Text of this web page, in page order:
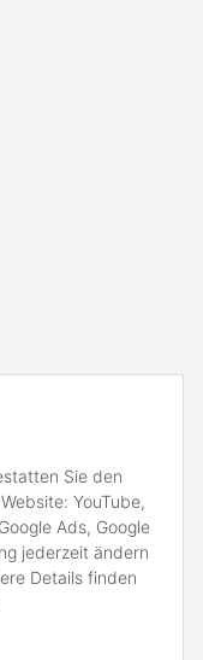
Sie den
YouTube,
Ads, Google
jederzeit ändern
Details finden